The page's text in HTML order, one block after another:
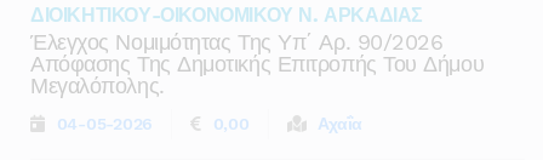
ΔΙΟΙΚΗΤΙΚΟΥ-ΟΙΚΟΝΟΜΙΚΟΥ Ν. ΑΡΚΑΔΙΑΣ
Έλεγχος Νομιμότητας Της Υπ΄ Αρ. 90/2026
Απόφασης Της Δημοτικής Επιτροπής Του Δήμου
Μεγαλόπολης.
04-05-2026 0,00 Αχαΐα